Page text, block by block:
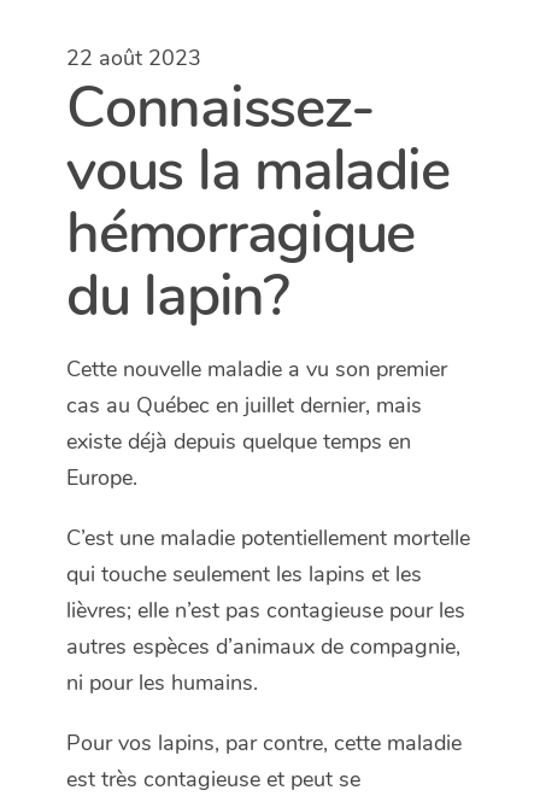
22 août 2023
Connaissez-
vous la maladie
hémorragique
du lapin?
Cette nouvelle maladie a vu son premier
cas au Québec en juillet dernier, mais
existe déjà depuis quelque temps en
Europe.
C’est une maladie potentiellement mortelle
qui touche seulement les lapins et les
lièvres; elle n’est pas contagieuse pour les
autres espèces d’animaux de compagnie,
ni pour les humains.
Pour vos lapins, par contre, cette maladie
est très contagieuse et peut se